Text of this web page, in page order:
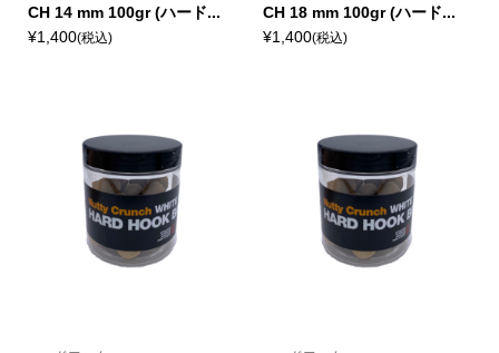
CH 14 mm 100gr (ハード...
¥1,400(税込)
CH 18 mm 100gr (ハード...
¥1,400(税込)